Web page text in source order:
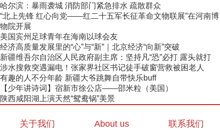
哈尔滨：暴雨袭城 消防部门紧急排水 疏散群众
“北上先锋 红心向党——红二十五军长征革命文物联展”在河南博
物院开展
美国宾州足球青年在海南以球会友
经济高质量发展里的“心”与“新”｜北京经济“向新”突破
新疆维吾尔自治区人民政府副主席：坚持凡“恐”必打 露头就打
涉水搜救突遇漏电！张家界社区书记徒手破窗营救被困老人
有趣的人不分年龄 新疆大爷跳舞自带快乐buff
【少年讲诗词】宿新市徐公店——邵米粒（美国）
陕西咸阳湖上演天然“鸳鸯锅”美景
关于我们 About us 联系我们